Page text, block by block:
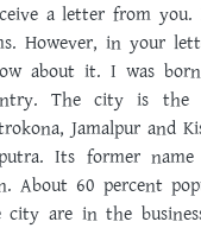
a letter from
However, in your
about it. I was
The city is the
Jamalpur and
Its former
About 60 percent
are in the